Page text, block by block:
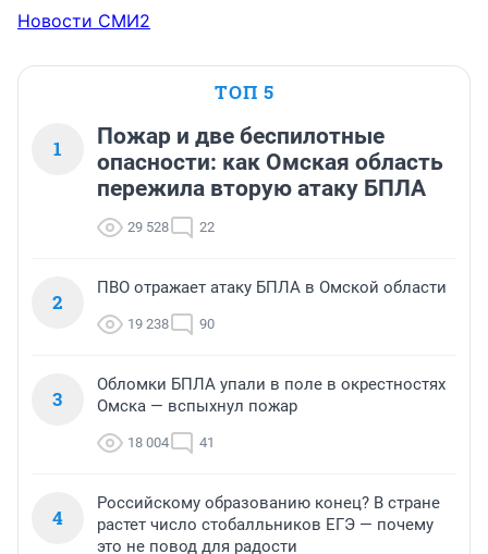
Новости СМИ2
ТОП 5
1
Пожар и две беспилотные
опасности: как Омская область
пережила вторую атаку БПЛА
29 528 22
2
ПВО отражает атаку БПЛА в Омской области
19 238 90
3
Обломки БПЛА упали в поле в окрестностях
Омска — вспыхнул пожар
18 004 41
4
Российскому образованию конец? В стране
растет число стобалльников ЕГЭ — почему
это не повод для радости